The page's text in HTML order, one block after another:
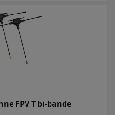
FPV T bi-bande